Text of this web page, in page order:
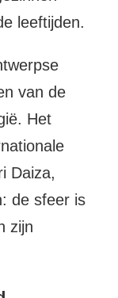
leeftijden.
van de
Het
Daiza,
de sfeer is
zijn